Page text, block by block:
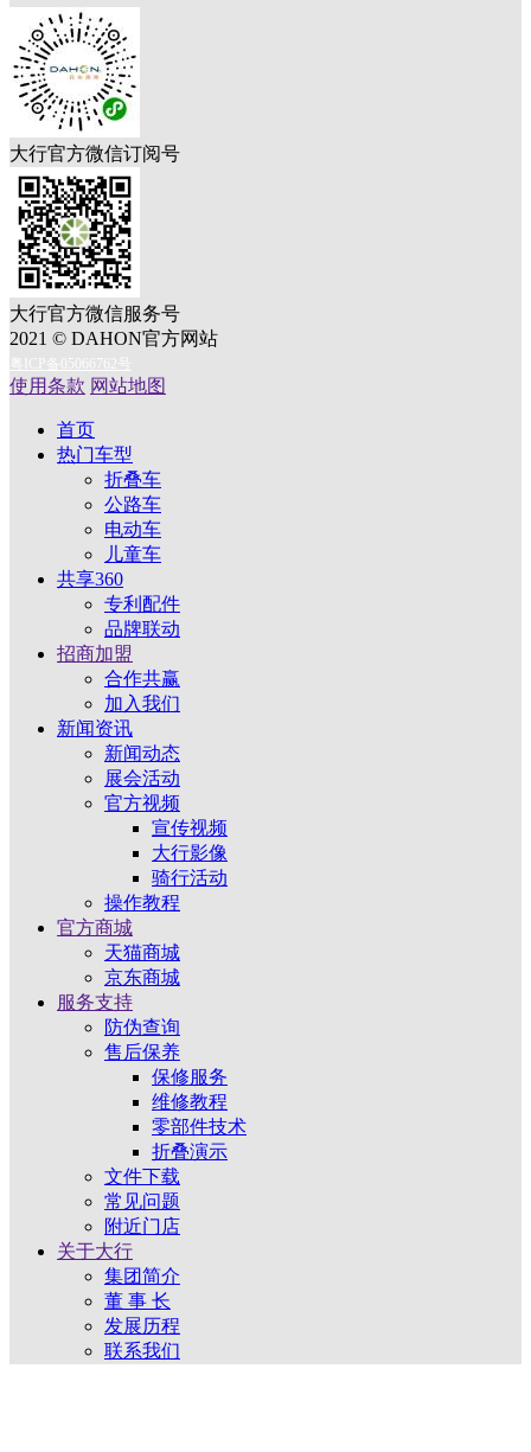
大行官方微信订阅号
大行官方微信服务号
2021 © DAHON官方网站
粤ICP备05066762号
使用条款 网站地图
首页
热门车型
折叠车
公路车
电动车
儿童车
共享360
专利配件
品牌联动
招商加盟
合作共赢
加入我们
新闻资讯
新闻动态
展会活动
官方视频
宣传视频
大行影像
骑行活动
操作教程
官方商城
天猫商城
京东商城
服务支持
防伪查询
售后保养
保修服务
维修教程
零部件技术
折叠演示
文件下载
常见问题
附近门店
关于大行
集团简介
董 事 长
发展历程
联系我们